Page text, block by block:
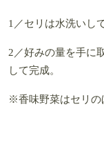
1／セリは水洗いし
2／好みの量を手に
して完成。
※香味野菜はセリの